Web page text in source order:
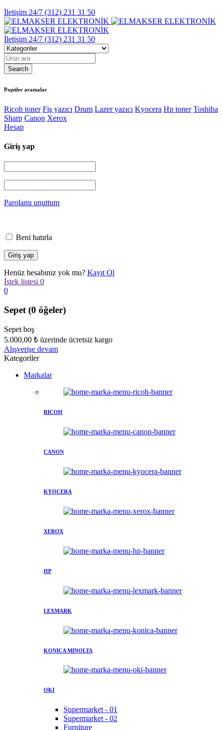
İletişim 24/7 (312) 231 31 50
İletişim 24/7 (312) 231 31 50
Popüler aramalar
Ricoh toner Fiş yazıcı Drum Lazer yazıcı Kyocera Hp toner Toshiba
Sharp Canon Xerox
Hesap
Giriş yap
Parolamı unuttum
Beni hatırla
Henüz hesabınız yok mu? Kayıt Ol
İstek listesi 0
0
Sepet (0 öğeler)
Sepet boş
5.000,00 ₺ üzerinde ücretsiz kargo
Alışverişe devam
Kategoriler
Markalar
RICOH
CANON
KYOCERA
XEROX
HP
LEXMARK
KONICA MINOLTA
OKI
Supermarket - 01
Supermarket - 02
Furniture